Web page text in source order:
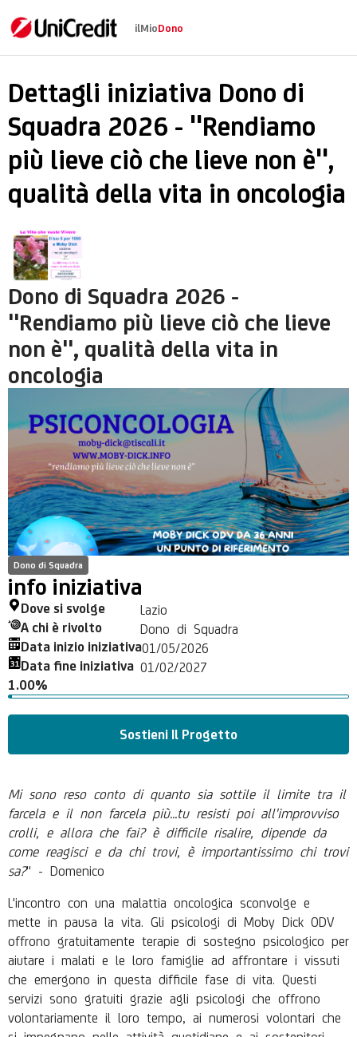
Dono di Squadra
ilMioDono
Dettagli iniziativa Dono di
Squadra 2026 - "Rendiamo
più lieve ciò che lieve non è",
qualità della vita in oncologia
Dono di Squadra 2026 -
"Rendiamo più lieve ciò che lieve
non è", qualità della vita in
oncologia
Dono di Squadra
info iniziativa
Dove si svolge Lazio
A chi è rivolto Dono di Squadra
Data inizio iniziativa01/05/2026
Data fine iniziativa 01/02/2027
1.00%
Sostieni Il Progetto
Mi sono reso conto di quanto sia sottile il limite tra il
farcela e il
non farcela più...tu resisti poi all'improvviso
crolli, e allora che fai? è difficile risalire, dipende da
come reagisci e da chi trovi, è importantissimo chi trovi
sa?" - Domenico
L'incontro con una malattia oncologica sconvolge e
mette in pausa la vita. Gli psicologi di Moby Dick ODV
offrono gratuitamente terapie di sostegno psicologico per
aiutare i malati e le loro famiglie ad affrontare i vissuti
che emergono in questa difficile fase di vita. Questi
servizi sono gratuiti grazie agli psicologi che offrono
volontariamente il loro tempo, ai numerosi volontari che